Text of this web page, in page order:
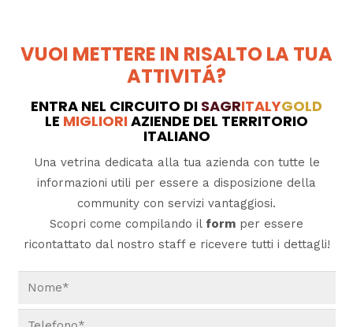
VUOI METTERE IN RISALTO LA TUA
ATTIVITÁ?
ENTRA NEL CIRCUITO DI SAGRITALYGOLD
LE MIGLIORIAZIENDE DEL TERRITORIO
ITALIANO
Una vetrina dedicata alla tua azienda con tutte le
informazioni utili per essere a disposizione della
community con servizi vantaggiosi.
Scopri come compilando il form per essere
ricontattato dal nostro staff e ricevere tutti i dettagli!